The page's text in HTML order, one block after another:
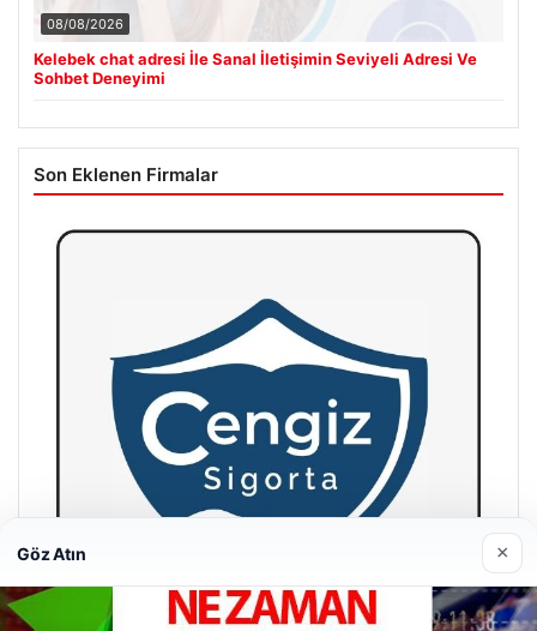
08/08/2026
Kelebek chat adresi İle Sanal İletişimin Seviyeli Adresi Ve
Sohbet Deneyimi
Son Eklenen Firmalar
Göz Atın ×